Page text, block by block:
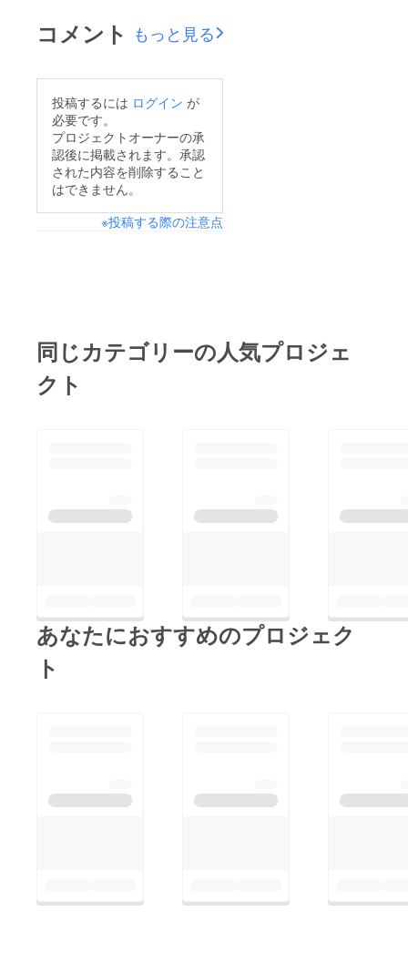
コメント もっと見る
投稿するには ログイン が
必要です。
プロジェクトオーナーの承
認後に掲載されます。承認
された内容を削除すること
はできません。
※投稿する際の注意点
同じカテゴリーの人気プロジェ
クト
あなたにおすすめのプロジェク
ト